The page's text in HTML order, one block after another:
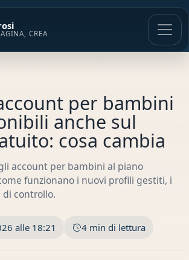
CREA
per bambini
anche sul
cosa cambia
account per bambini al piano
funzionano i nuovi profili gestiti, i
controllo.
alle 18:21 4 min di lettura